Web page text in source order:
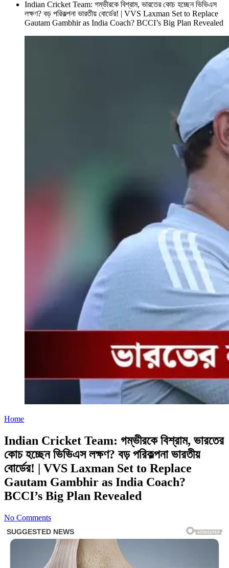
Indian Cricket Team: গম্ভীরকে বিশ্রাম, ভারতের কোচ হচ্ছেন ভিভিএস
লক্ষণ? বড় পরিকল্পনা ভারতীয় বোর্ডের! | VVS Laxman Set to Replace
Gautam Gambhir as India Coach? BCCI’s Big Plan Revealed
Home
Indian Cricket Team: গম্ভীরকে বিশ্রাম, ভারতের
কোচ হচ্ছেন ভিভিএস লক্ষণ? বড় পরিকল্পনা ভারতীয়
বোর্ডের! | VVS Laxman Set to Replace
Gautam Gambhir as India Coach?
BCCI’s Big Plan Revealed
No Comments